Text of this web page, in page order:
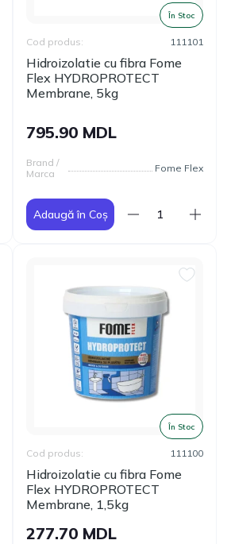
În Stoc
Hidroizolatie cu fibra Fome
Flex HYDROPROTECT
Membrane, 5kg
Cod produs: 111101
795.90 MDL
Brand /
Marca
Fome Flex
Adaugă în Coș
În Stoc
Hidroizolatie cu fibra Fome
Flex HYDROPROTECT
Membrane, 1,5kg
Cod produs: 111100
277.70 MDL